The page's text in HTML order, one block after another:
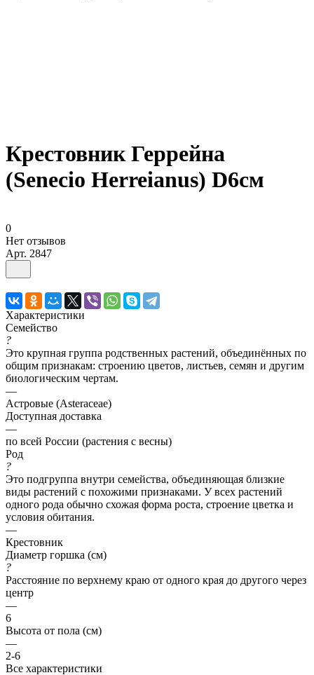
Крестовник Геррейна
(Senecio Herreianus) D6см
0
Нет отзывов
Арт. 2847
Характеристики
Семейство
?
Это крупная группа родственных растений, объединённых по
общим признакам: строению цветов, листьев, семян и другим
биологическим чертам.
—
Астровые (Asteraceae)
Доступная доставка
—
по всей России (растения с весны)
Род
?
Это подгруппа внутри семейства, объединяющая близкие
виды растений с похожими признаками. У всех растений
одного рода обычно схожая форма роста, строение цветка и
условия обитания.
—
Крестовник
Диаметр горшка (см)
?
Расстояние по верхнему краю от одного края до другого через
центр
—
6
Высота от пола (см)
—
2-6
Все характеристики